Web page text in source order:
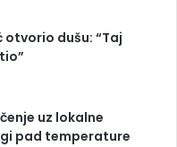
otvorio dušu: “Taj
uz lokalne
pad temperature